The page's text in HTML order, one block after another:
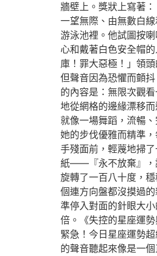
牆壁上。獎狀上寫著
一望無際、由無數白
游泳池裡。他試圖按
心和戴著白色安全帽
庫！罪大惡極！」領
但聲音因為恐懼而顫
的內容是：無限次觀
地從網格的邊緣漂移
就像一場舞蹈，流暢
她的步伐優雅而精準
手殘面前，輕蔑地掃
紙——『永不放棄』，
旋轉了一百八十度，
個連方向盤都沒摸過
準停入對面的針眼大
倍。《失控的星座運
緊急！今日星座運勢
的聲音聽起來像是一